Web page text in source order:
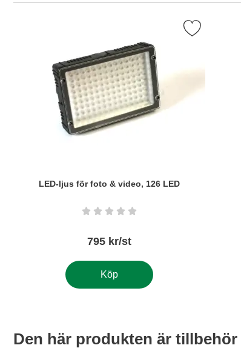
LED-ljus för foto & video, 126 LED
Betyg: 0 stjärnor av 5
795 kr/st
Köp
Markera lED-ljus för foto & video, 126
Den här produkten är